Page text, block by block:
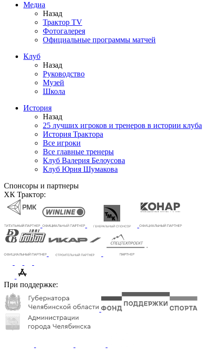
Медиа
Назад
Трактор TV
Фотогалерея
Официальные программы матчей
Клуб
Назад
Руководство
Музей
Школа
История
Назад
25 лучших игроков и тренеров в истории клуба
История Трактора
Все игроки
Все главные тренеры
Клуб Валерия Белоусова
Клуб Юрия Шумакова
Спонсоры и партнеры
ХК Трактор:
При поддержке: